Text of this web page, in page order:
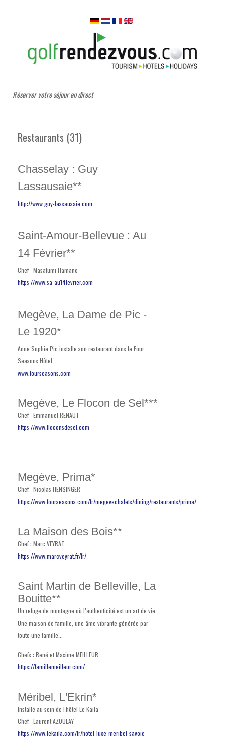
Réserver votre séjour en direct
Restaurants (31)
Chasselay : Guy
Lassausaie**
http://www.guy-lassausaie.com
Saint-Amour-Bellevue : Au
14 Février**
Chef : Masafumi Hamano
https://www.sa-au14fevrier.com
Megève, La Dame de Pic -
Le 1920*
Anne Sophie Pic installe son restaurant dans le Four
Seasons Hôtel
www.fourseasons.com
Megève, Le Flocon de Sel***
Chef : Emmanuel RENAUT
https://www.floconsdesel.com
Megève, Prima*
Chef : Nicolas HENSINGER
https://www.fourseasons.com/fr/megevechalets/dining/restaurants/prima/
La Maison des Bois**
Chef : Marc VEYRAT
https://www.marcveyrat.fr/fr/
Saint Martin de Belleville, La
Bouitte**
Un refuge de montagne où l’authenticité est un art de vie.
Une maison de famille, une âme vibrante générée par
toute une famille...
Chefs : René et Maxime MEILLEUR
https://famillemeilleur.com/
Méribel, L'Ekrin*
Installé au sein de l'hôtel Le Kaila
Chef : Laurent AZOULAY
https://www.lekaila.com/fr/hotel-luxe-meribel-savoie